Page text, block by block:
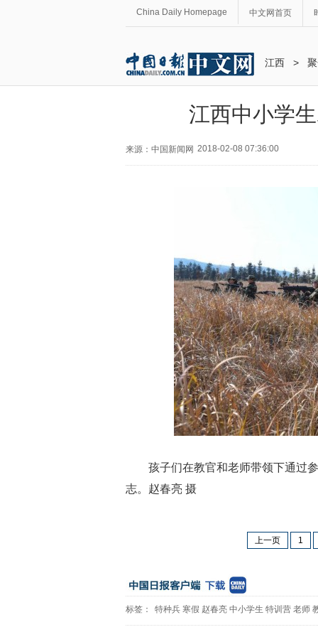
China Daily Homepage 中文网首页
江西 >
江西中小学
来源：中国新闻网 2018-02-08 07:36:00
孩子们在教官和老师带领下通过
志。赵春亮 摄
上一页 1
标签： 特种兵 寒假 赵春亮 中小学生 特训营 老师